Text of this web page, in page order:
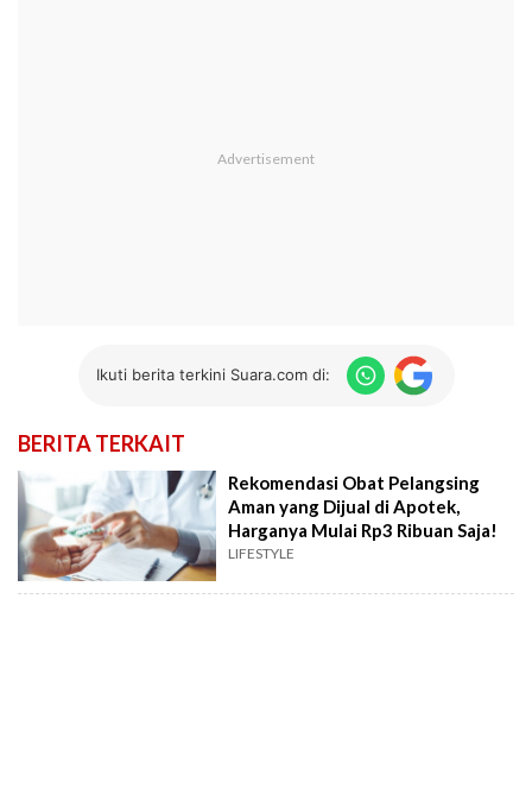
Ikuti berita terkini Suara.com di:
BERITA TERKAIT
Rekomendasi Obat Pelangsing
Aman yang Dijual di Apotek,
Harganya Mulai Rp3 Ribuan Saja!
LIFESTYLE